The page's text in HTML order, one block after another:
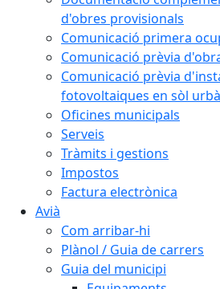
d'obres provisionals
Comunicació primera
Comunicació prèvia
Comunicació prèvia
fotovoltaiques en sòl urbà
Oficines municipals
Serveis
Tràmits i gestions
Impostos
Factura electrònica
Avià
Com arribar-hi
Plànol / Guia de carrers
Guia del municipi